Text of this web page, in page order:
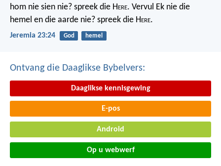
hom nie sien nie? spreek die Here. Vervul Ek nie die
hemel en die aarde nie? spreek die Here.
Jeremia 23:24 God hemel
Ontvang die Daaglikse Bybelvers:
Daaglikse kennisgewing
E-pos
Android
Op u webwerf